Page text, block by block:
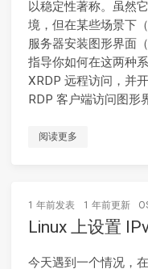
以稳定性著称。虽然
境，但在某些场景下
服务器安装图形界面
指导你如何在这两种
XRDP 远程访问，并
RDP 客户端访问图形
阅读更多
1 年前发表 1 年前更新
Linux 上设置
今天遇到一个情况，